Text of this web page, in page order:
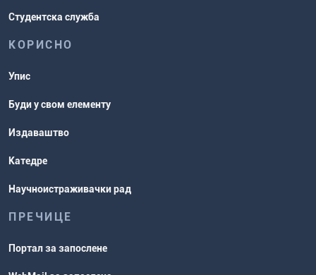
Студентска служба
КОРИСНО
Упис
Буди у свом елементу
Издаваштво
Катедре
Научноистраживачки рад
ПРЕЧИЦЕ
Портал за запослене